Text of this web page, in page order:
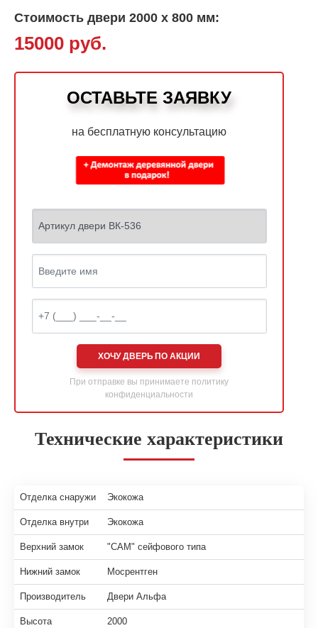
Стоимость двери 2000 х 800 мм:
15000 руб.
ОСТАВЬТЕ ЗАЯВКУ
на бесплатную консультацию
ХОЧУ ДВЕРЬ ПО АКЦИИ
При отправке вы принимаете политику
конфиденциальности
Технические характеристики
Отделка снаружи Экокожа
Отделка внутри Экокожа
Верхний замок "САМ" сейфового типа
Нижний замок Мосрентген
Производитель Двери Альфа
Высота 2000